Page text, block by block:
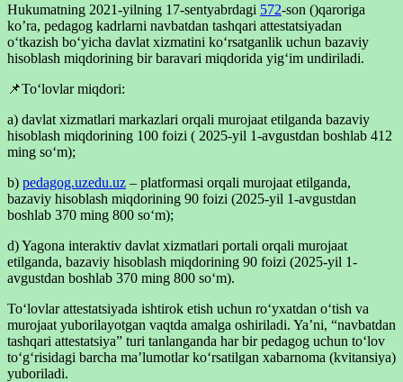
Hukumatning 2021-yilning 17-sentyabrdagi 572-son ()qaroriga
ko’ra, pedagog kadrlarni navbatdan tashqari attestatsiyadan
oʻtkazish boʻyicha davlat xizmatini koʻrsatganlik uchun bazaviy
hisoblash miqdorining bir baravari miqdorida yigʻim undiriladi.
📌Toʻlovlar miqdori:
a) davlat xizmatlari markazlari orqali murojaat etilganda bazaviy
hisoblash miqdorining 100 foizi ( 2025-yil 1-avgustdan boshlab 412
ming soʻm);
b) pedagog.uzedu.uz – platformasi orqali murojaat etilganda,
bazaviy hisoblash miqdorining 90 foizi (2025-yil 1-avgustdan
boshlab 370 ming 800 soʻm);
d) Yagona interaktiv davlat xizmatlari portali orqali murojaat
etilganda, bazaviy hisoblash miqdorining 90 foizi (2025-yil 1-
avgustdan boshlab 370 ming 800 soʻm).
Toʻlovlar attestatsiyada ishtirok etish uchun roʻyxatdan oʻtish va
murojaat yuborilayotgan vaqtda amalga oshiriladi. Yaʼni, “navbatdan
tashqari attestatsiya” turi tanlanganda har bir pedagog uchun toʻlov
toʻgʻrisidagi barcha maʼlumotlar koʻrsatilgan xabarnoma (kvitansiya)
yuboriladi.